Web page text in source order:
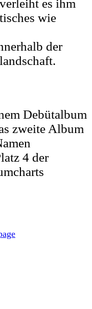
es ihm
wie
der
Debütalbum
zweite Album
4 der